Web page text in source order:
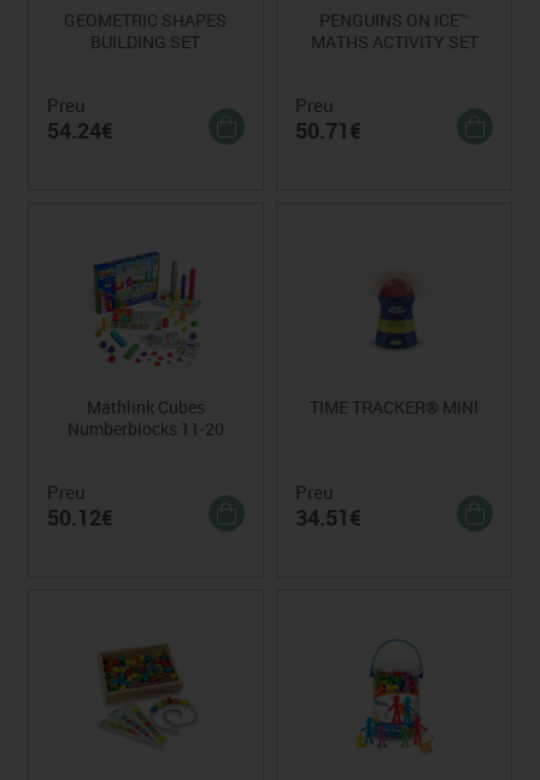
GEOMETRIC SHAPES
BUILDING SET
Preu
54.24€
PENGUINS ON ICE™
MATHS ACTIVITY SET
Preu
50.71€
Mathlink Cubes
Numberblocks 11-20
Preu
50.12€
TIME TRACKER® MINI
Preu
34.51€